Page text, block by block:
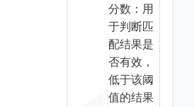
分数：用
于判断匹
配结果是
否有效，
低于该阈
值的结果